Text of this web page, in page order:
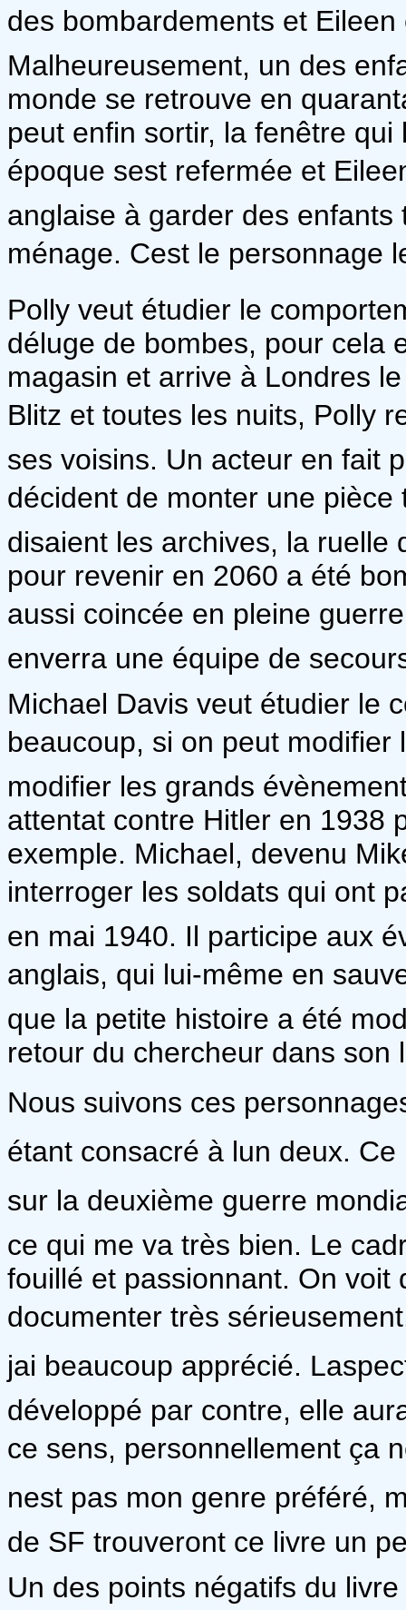
des bombardements et Eileen
Malheureusement, un des
monde se retrouve en
peut enfin sortir, la fenêtre
époque sest refermée et
anglaise à garder des
ménage. Cest le
Polly veut étudier le
déluge de bombes, pour cela
magasin et arrive à Londres
Blitz et toutes les nuits, Polly
ses voisins. Un acteur en fait
décident de monter une pièce
disaient les archives, la ruelle
pour revenir en 2060 a été
aussi coincée en pleine
enverra une équipe de
Michael Davis veut étudier le
beaucoup, si on peut modifier
modifier les grands
attentat contre Hitler en 1938
exemple. Michael, devenu
interroger les soldats qui ont
en mai 1940. Il participe aux
anglais, qui lui-même en
que la petite histoire a été
retour du chercheur dans son
Nous suivons ces
étant consacré à lun deux.
sur la deuxième guerre
ce qui me va très bien. Le
fouillé et passionnant. On voit
documenter très
jai beaucoup apprécié.
développé par contre, elle
ce sens, personnellement ça
nest pas mon genre préféré,
de SF trouveront ce livre un
Un des points négatifs du